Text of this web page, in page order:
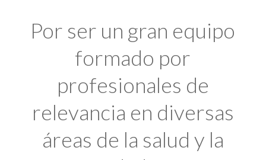
Por ser un gran equipo
formado por
profesionales de
relevancia en diversas
áreas de la salud y la